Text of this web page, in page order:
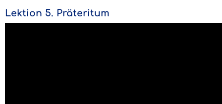
Lektion 5. Präteritum